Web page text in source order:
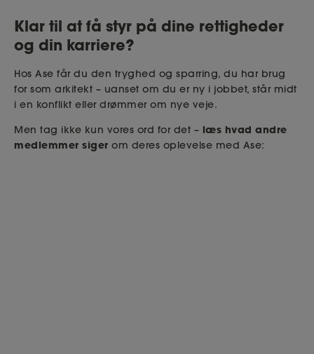
Klar til at få styr på dine rettigheder
og din karriere?
Hos Ase får du den tryghed og sparring, du har brug
for som arkitekt – uanset om du er ny i jobbet, står midt
i en konflikt eller drømmer om nye veje.
Men tag ikke kun vores ord for det – læs hvad andre
medlemmer siger om deres oplevelse med Ase: